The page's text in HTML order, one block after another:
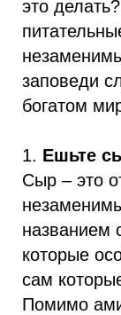
это
заповеди
богатом
1. Ешьте
Сыр – это
названием
которые
сам
Помимо